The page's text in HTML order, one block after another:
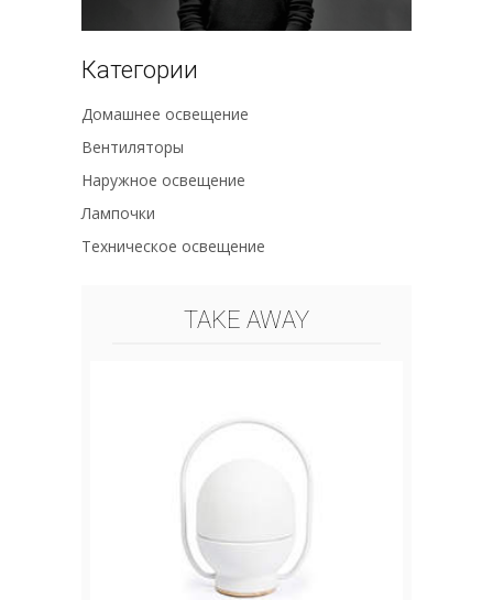
Категории
Домашнее освещение
Вентиляторы
Наружное освещение
Лампочки
Техническое освещение
TAKE AWAY